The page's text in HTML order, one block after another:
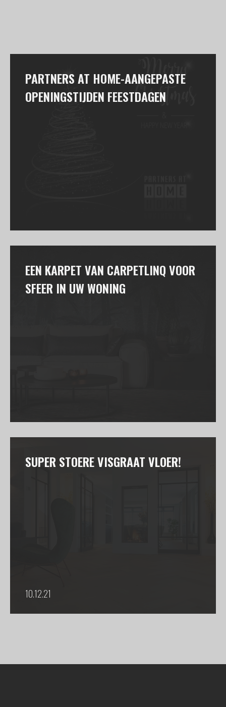
PARTNERS AT HOME-AANGEPASTE
OPENINGSTIJDEN FEESTDAGEN
EEN KARPET VAN CARPETLINQ VOOR
SFEER IN UW WONING
SUPER STOERE VISGRAAT VLOER!
10.12.21